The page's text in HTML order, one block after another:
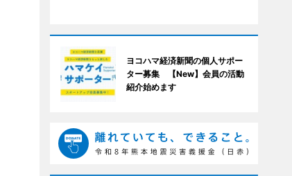
ヨコハマ経済新聞の個人サポー
ター募集 【New】会員の活動
紹介始めます